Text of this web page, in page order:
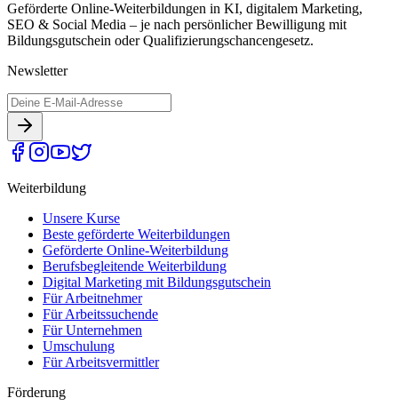
Geförderte Online-Weiterbildungen in KI, digitalem Marketing,
SEO & Social Media – je nach persönlicher Bewilligung mit
Bildungsgutschein oder Qualifizierungschancengesetz.
Newsletter
Weiterbildung
Unsere Kurse
Beste geförderte Weiterbildungen
Geförderte Online-Weiterbildung
Berufsbegleitende Weiterbildung
Digital Marketing mit Bildungsgutschein
Für Arbeitnehmer
Für Arbeitssuchende
Für Unternehmen
Umschulung
Für Arbeitsvermittler
Förderung